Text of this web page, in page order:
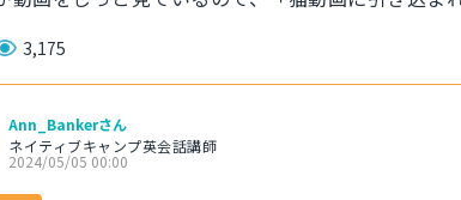
3,175
Ann_Bankerさん
ネイティブキャンプ英会話講師
2024/05/05 00:00